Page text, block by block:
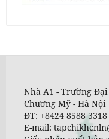
Nhà A1 - Trường
Chương Mỹ - Hà Nội
ĐT: +8424 8588 3318
E-mail: